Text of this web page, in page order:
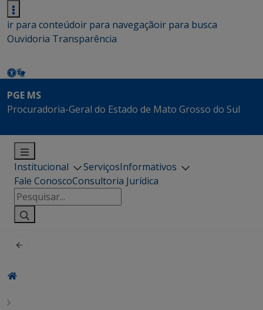
ir para conteúdoir para navegaçãoir para busca
Ouvidoria Transparência
PGE MS
Procuradoria-Geral do Estado de Mato Grosso do Sul
Institucional ServiçosInformativos
Fale ConoscoConsultoria Jurídica
Pesquisar
por: